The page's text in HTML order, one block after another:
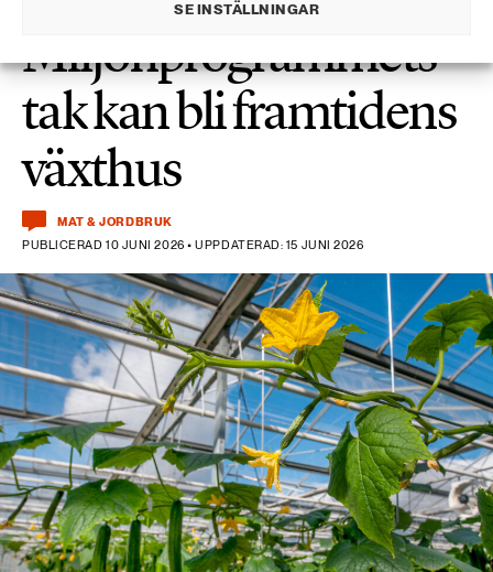
SE INSTÄLLNINGAR
Miljonprogrammets
tak kan bli framtidens
växthus
MAT & JORDBRUK
PUBLICERAD 10 JUNI 2026 • UPPDATERAD: 15 JUNI 2026